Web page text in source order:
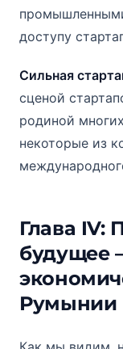
доступу
Сильная
сценой
родиной
некоторые из
Глава IV:
будущее
Румынии